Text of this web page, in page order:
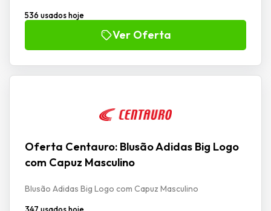
536 usados hoje
Ver Oferta
Oferta Centauro: Blusão Adidas Big Logo
com Capuz Masculino
Blusão Adidas Big Logo com Capuz Masculino
347 usados hoje